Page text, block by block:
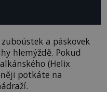
a páskovek
hlemýždě. Pokud
(Helix
potkáte na